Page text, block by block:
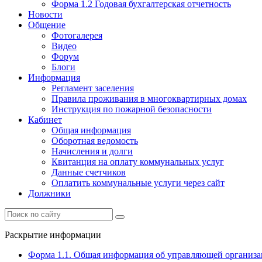
Форма 1.2 Годовая бухгалтерская отчетность
Новости
Общение
Фотогалерея
Видео
Форум
Блоги
Информация
Регламент заселения
Правила проживания в многоквартирных домах
Инструкция по пожарной безопасности
Кабинет
Общая информация
Оборотная ведомость
Начисления и долги
Квитанция на оплату коммунальных услуг
Данные счетчиков
Оплатить коммунальные услуги через сайт
Должники
Раскрытие информации
Форма 1.1. Общая информация об управляющей